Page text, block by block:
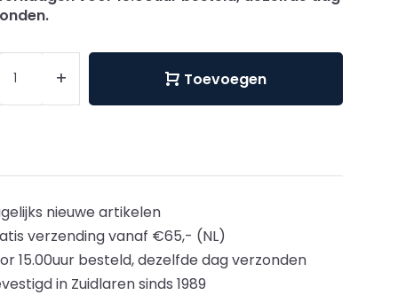
+ Toevoegen
nieuwe artikelen
verzending vanaf €65,- (NL)
15.00uur besteld, dezelfde dag verzonden
in Zuidlaren sinds 1989